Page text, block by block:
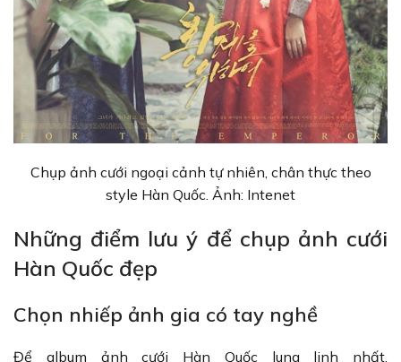
Chụp ảnh cưới ngoại cảnh tự nhiên, chân thực theo
style Hàn Quốc. Ảnh: Intenet
Những điểm lưu ý để chụp ảnh cưới
Hàn Quốc đẹp
Chọn nhiếp ảnh gia có tay nghề
Để album ảnh cưới Hàn Quốc lung linh nhất,